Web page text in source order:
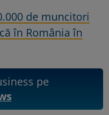
de muncitori
în România în
pe